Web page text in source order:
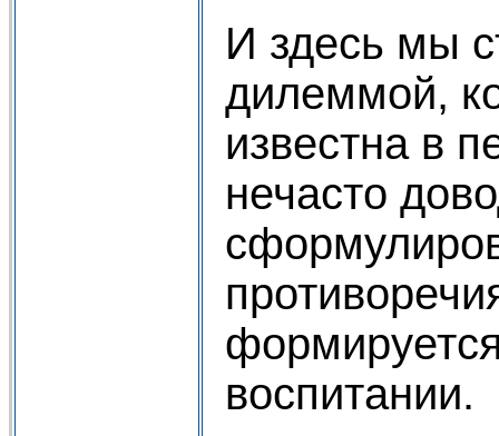
И здесь мы
дилеммой,
известна в
нечасто
воспитании.